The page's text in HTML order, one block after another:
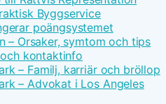
Byggservice
poängsystemet
– Orsaker, symtom och tips
kontaktinfo
– Familj, karriär och bröllop
– Advokat i Los Angeles